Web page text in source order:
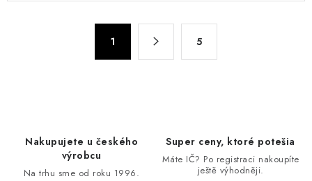
1 5
Nakupujete u českého
výrobcu
Na trhu sme od roku 1996.
Super ceny, ktoré potešia
Máte IČ? Po registraci nakoupíte
ještě výhodněji.